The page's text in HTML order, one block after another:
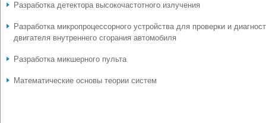
Разработка детектора высокочастотного излучения
Разработка микропроцессорного устройства для проверки и
двигателя внутреннего сгорания автомобиля
Разработка микшерного пульта
Математические основы теории систем